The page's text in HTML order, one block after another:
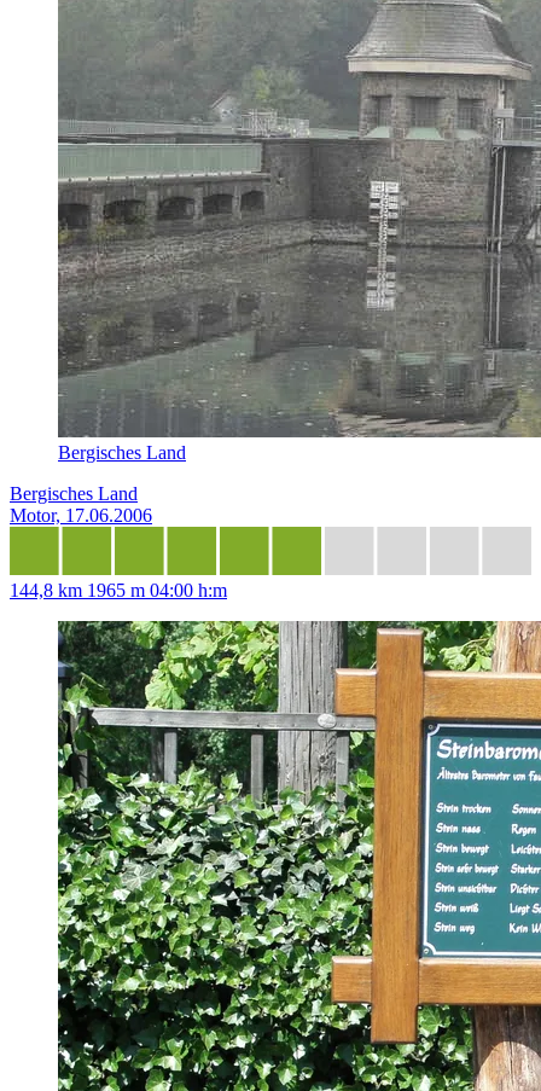
Bergisches Land
Bergisches Land
Motor, 17.06.2006
144,8 km 1965 m 04:00 h:m